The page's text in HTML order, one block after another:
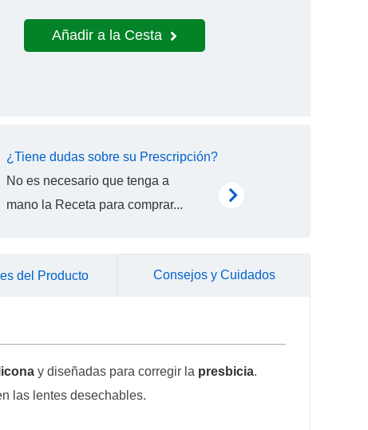
Añadir a la Cesta
¿Tiene dudas sobre su Prescripción?
No es necesario que tenga a
mano la Receta para comprar...
del Producto Consejos y Cuidados
y diseñadas para corregir la presbicia.
las lentes desechables.